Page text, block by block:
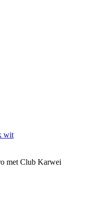
wit
met Club Karwei